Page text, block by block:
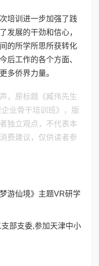
培训进一步加强了践
发展的干劲和信心，
的所学所思所获转化
后工作的各个方面、
多侨界力量。
，原标题《臧伟先生
业骨干培训班》，版
独立观点，不代表本
费建议，仅供读者参
游仙境》主题VR研学
部支委,参加天津中小